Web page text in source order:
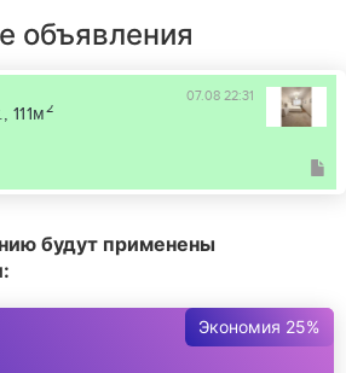
объявления
07.08 22:31
111м2
будут применены
Экономия 25%